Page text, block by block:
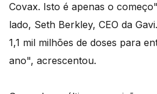
Covax. Isto é apenas o
lado, Seth Berkley, CEO da
1,1 mil milhões de doses para
ano", acrescentou.